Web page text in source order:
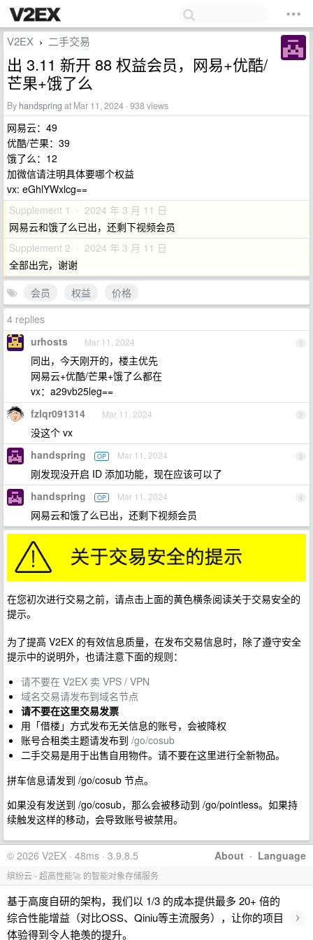
V2EX › 二手交易
出 3.11 新开 88 权益会员，网易+优酷/
芒果+饿了么
By handspring at Mar 11, 2024 · 938 views
网易云：49
优酷/芒果：39
饿了么：12
加微信请注明具体要哪个权益
vx: eGhlYWxlcg==
Supplement 1 · 2024 年 3 月 11 日
网易云和饿了么已出，还剩下视频会员
Supplement 2 · 2024 年 3 月 11 日
全部出完，谢谢
会员
权益
价格
4 replies
1
urhosts Mar 11, 2024
同出，今天刚开的，楼主优先
网易云+优酷/芒果+饿了么都在
vx：a29vb25leg==
2
fzlqr091314 Mar 11, 2024
没这个 vx
3
handspring OP Mar 11, 2024
刚发现没开启 ID 添加功能，现在应该可以了
4
handspring OP Mar 11, 2024
网易云和饿了么已出，还剩下视频会员
在您初次进行交易之前，请点击上面的黄色横条阅读关于交易安全的
提示。
为了提高 V2EX 的有效信息质量，在发布交易信息时，除了遵守安全
提示中的说明外，也请注意下面的规则：
请不要在 V2EX 卖 VPS / VPN
域名交易请发布到域名节点
请不要在这里交易发票
用「借楼」方式发布无关信息的账号，会被降权
账号合租类主题请发布到 /go/cosub
二手交易是用于出售自用物件。请不要在这里进行全新物品。
拼车信息请发到 /go/cosub 节点。
如果没有发送到 /go/cosub，那么会被移动到 /go/pointless。如果持
续触发这样的移动，会导致账号被禁用。
About · Language
© 2026 V2EX · 48ms · 3.9.8.5
缤纷云 - 超高性能🚀 的智能对象存储服务
基于高度自研的架构，我们以 1/3 的成本提供最多 20+ 倍的
综合性能增益（对比OSS、Qiniu等主流服务），让你的项目
体验得到令人艳羡的提升。
›